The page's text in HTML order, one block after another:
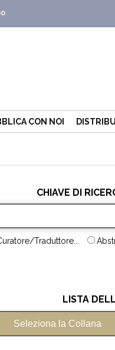
CON NOI
CHIAVE DI
Traduttore...
LISTA